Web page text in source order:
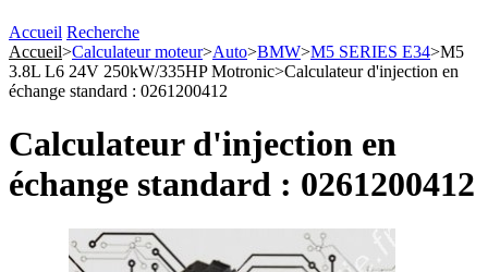
Accueil Recherche
Accueil>Calculateur moteur>Auto>BMW>M5 SERIES E34>M5
3.8L L6 24V 250kW/335HP Motronic>Calculateur d'injection en
échange standard : 0261200412
Calculateur d'injection en
échange standard : 0261200412